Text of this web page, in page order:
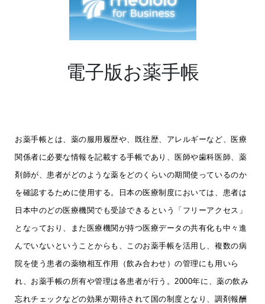
電子版お薬手帳
お薬手帳とは、薬の服用履歴や、既往歴、アレルギーなど、医療
関係者に必要な情報を記載する手帳であり、医師や歯科医師、薬
剤師が、患者がどのような薬をどのくらいの期間使っているのか
を確認するために使用する。日本の医療制度においては、患者は
日本中のどの医療機関でも受診できるという「フリーアクセス」
となっており、また医療機関が持つ医療データの共有化も中々進
んでいないということからも、このお薬手帳を活用し、複数の病
院を使う患者の薬物相互作用（飲み合わせ）の管理にも用いら
れ、お薬手帳の所有や管理は各患者が行う。2000年に、薬の飲み
忘れチェックなどの効果が期待されて国の制度となり、調剤報酬